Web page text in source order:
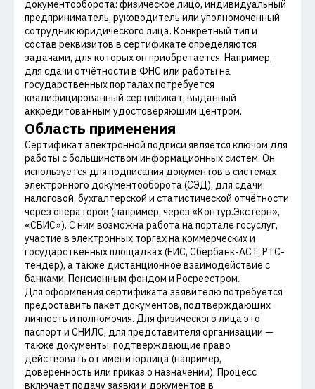
документооборота: физическое лицо, индивидуальный
предприниматель, руководитель или уполномоченный
сотрудник юридического лица. Конкретный тип и
состав реквизитов в сертификате определяются
задачами, для которых он приобретается. Например,
для сдачи отчётности в ФНС или работы на
государственных порталах потребуется
квалифицированный сертификат, выданный
аккредитованным удостоверяющим центром.
Область применения
Сертификат электронной подписи является ключом для
работы с большинством информационных систем. Он
используется для подписания документов в системах
электронного документооборота (СЭД), для сдачи
налоговой, бухгалтерской и статистической отчётности
через операторов (например, через «Контур.Экстерн»,
«СБИС»). С ним возможна работа на портале госуслуг,
участие в электронных торгах на коммерческих и
государственных площадках (ЕИС, Сбербанк-АСТ, РТС-
тендер), а также дистанционное взаимодействие с
банками, Пенсионным фондом и Росреестром.
Для оформления сертификата заявителю потребуется
предоставить пакет документов, подтверждающих
личность и полномочия. Для физического лица это
паспорт и СНИЛС, для представителя организации —
также документы, подтверждающие право
действовать от имени юрлица (например,
доверенность или приказ о назначении). Процесс
включает подачу заявки и документов в